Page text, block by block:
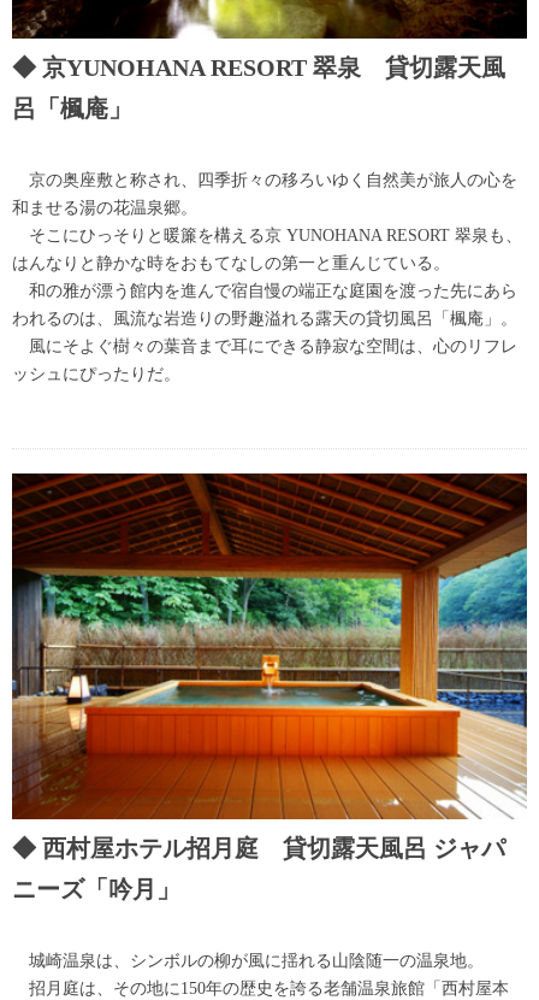
京YUNOHANA RESORT 翠泉 貸切露天風
呂「楓庵」
京の奥座敷と称され、四季折々の移ろいゆく自然美が旅人の心を
和ませる湯の花温泉郷。
そこにひっそりと暖簾を構える京 YUNOHANA RESORT 翠泉も、
はんなりと静かな時をおもてなしの第一と重んじている。
和の雅が漂う館内を進んで宿自慢の端正な庭園を渡った先にあら
われるのは、風流な岩造りの野趣溢れる露天の貸切風呂「楓庵」。
風にそよぐ樹々の葉音まで耳にできる静寂な空間は、心のリフレ
ッシュにぴったりだ。
西村屋ホテル招月庭 貸切露天風呂 ジャパ
ニーズ「吟月」
城崎温泉は、シンボルの柳が風に揺れる山陰随一の温泉地。
招月庭は、その地に150年の歴史を誇る老舗温泉旅館「西村屋本